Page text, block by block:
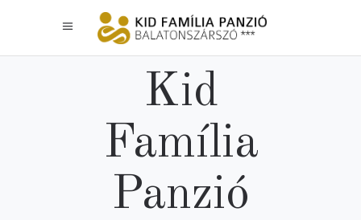
Kid
Família
Panzió